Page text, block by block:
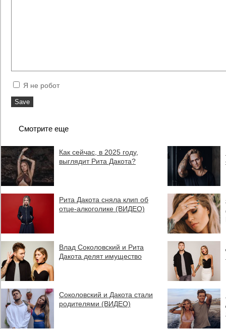
Я не робот
Смотрите еще
Как сейчас, в 2025 году,
выглядит Рита Дакота?
Рита Дакота сняла клип об
отце-алкоголике (ВИДЕО)
Влад Соколовский и Рита
Дакота делят имущество
Соколовский и Дакота стали
родителями (ВИДЕО)